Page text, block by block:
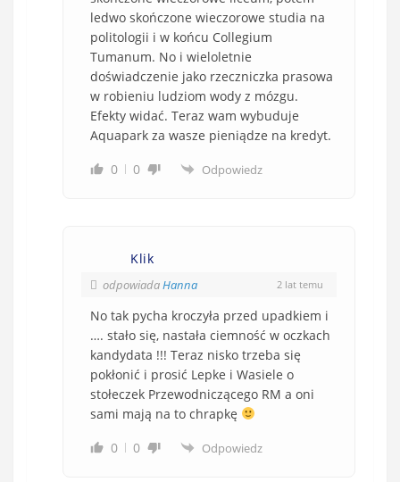
ledwo skończone wieczorowe studia na
politologii i w końcu Collegium
Tumanum. No i wieloletnie
doświadczenie jako rzeczniczka prasowa
w robieniu ludziom wody z mózgu.
Efekty widać. Teraz wam wybuduje
Aquapark za wasze pieniądze na kredyt.
0
0 Odpowiedz
Klik
odpowiadaHanna 2 lat temu
No tak pycha kroczyła przed upadkiem i
…. stało się, nastała ciemność w oczkach
kandydata !!! Teraz nisko trzeba się
pokłonić i prosić Lepke i Wasiele o
stołeczek Przewodniczącego RM a oni
sami mają na to chrapkę
0
0 Odpowiedz